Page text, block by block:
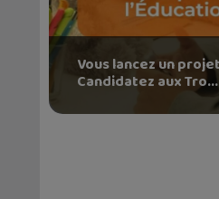
Vous lancez un
Candidatez aux Tro...